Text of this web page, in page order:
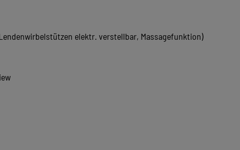
elektr. verstellbar, Massagefunktion)